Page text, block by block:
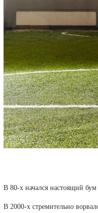
В 80-х начался настоящий
В 2000-х стремительно